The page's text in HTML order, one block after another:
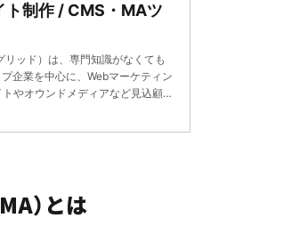
ト制作 / CMS・MAツ
ッド）は、専門知識がなくても
企業を中心に、Webマーケティン
やオウンドメディアなど見込顧客
）とは